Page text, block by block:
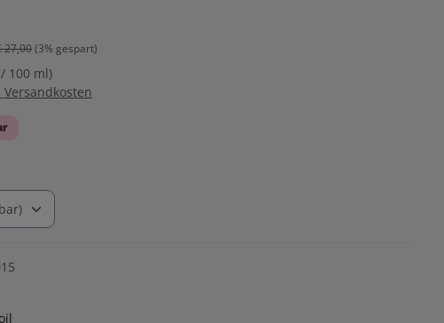
27,00(3% gespart)
100 ml)